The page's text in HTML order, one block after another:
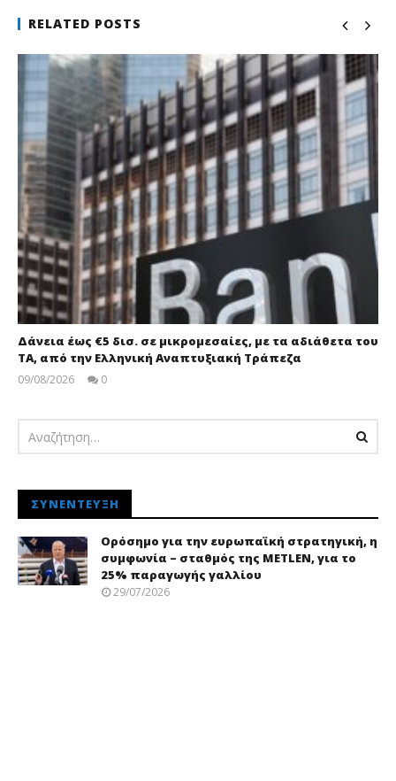
RELATED POSTS
Δάνεια έως €5 δισ. σε μικρομεσαίες, με τα αδιάθετα του
ΤΑ, από την Ελληνική Αναπτυξιακή Τράπεζα
09/08/2026
0
ΣΥΝΈΝΤΕΥΞΗ
Ορόσημο για την ευρωπαϊκή στρατηγική, η
συμφωνία – σταθμός της METLEN, για το
25% παραγωγής γαλλίου
29/07/2026